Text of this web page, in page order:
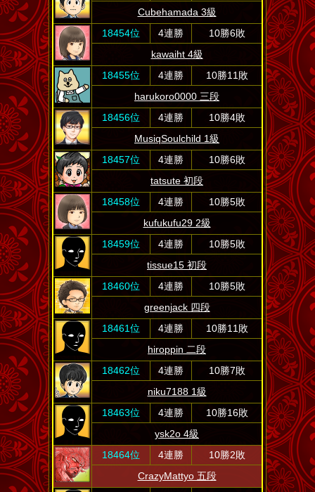
Cubehamada 3級
18454位
4連勝
10勝6敗
kawaiht 4級
18455位
4連勝
10勝11敗
harukoro0000 三段
18456位
4連勝
10勝4敗
MusiqSoulchild 1級
18457位
4連勝
10勝6敗
tatsute 初段
18458位
4連勝
10勝5敗
kufukufu29 2級
18459位
4連勝
10勝5敗
tissue15 初段
18460位
4連勝
10勝5敗
greenjack 四段
18461位
4連勝
10勝11敗
hiroppin 二段
18462位
4連勝
10勝7敗
niku7188 1級
18463位
4連勝
10勝16敗
ysk2o 4級
18464位
4連勝
10勝2敗
CrazyMattyo 五段